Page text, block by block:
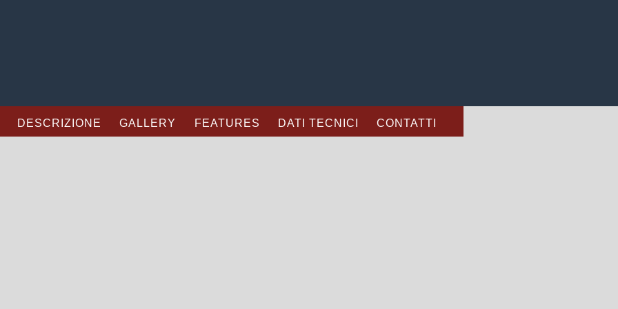
DESCRIZIONE GALLERY FEATURES DATI TECNICI CONTATTI